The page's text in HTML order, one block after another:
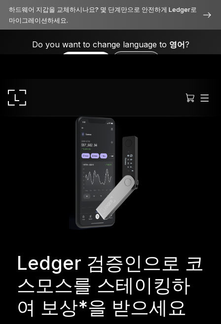
하드웨어 지갑을 교체하시나요? 몇 단계만으로 안전하게 Ledger로
마이그레이션하세요.
Do you want to change language to 영어?
Ledger Stax
모든 면에서 프리미엄급 보안
Ledger Flex™
Ledger NanoGen5
나만의 특별함
새로운 컬러
Ledger Nano클래식
Ledger 검증인으로 코
스모스를 스테이킹하
여 보상*을 받으세요